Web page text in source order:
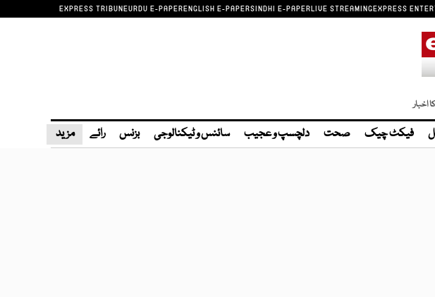
EXPRESS TRIBUNEURDU E-PAPERENGLISH E-PAPERSINDHI E-PAPERLIVE STREAMINGEXPRESS
اخبار
فیکٹ چیک صحت دلچسپ و عجیب سائنس و ٹیکنالوجی بزنس رائے مزید